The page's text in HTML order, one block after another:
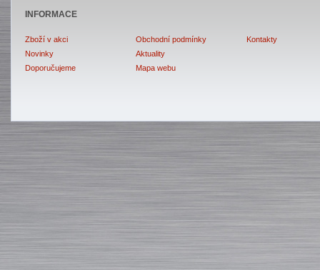
INFORMACE
Zboží v akci
Novinky
Doporučujeme
Obchodní podmínky
Aktuality
Mapa webu
Kontakty